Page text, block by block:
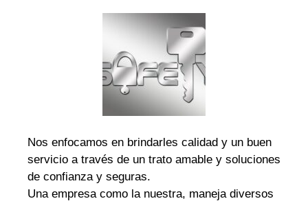
Nos enfocamos en brindarles calidad y un buen
servicio a través de un trato amable y soluciones
de confianza y seguras.
Una empresa como la nuestra, maneja diversos